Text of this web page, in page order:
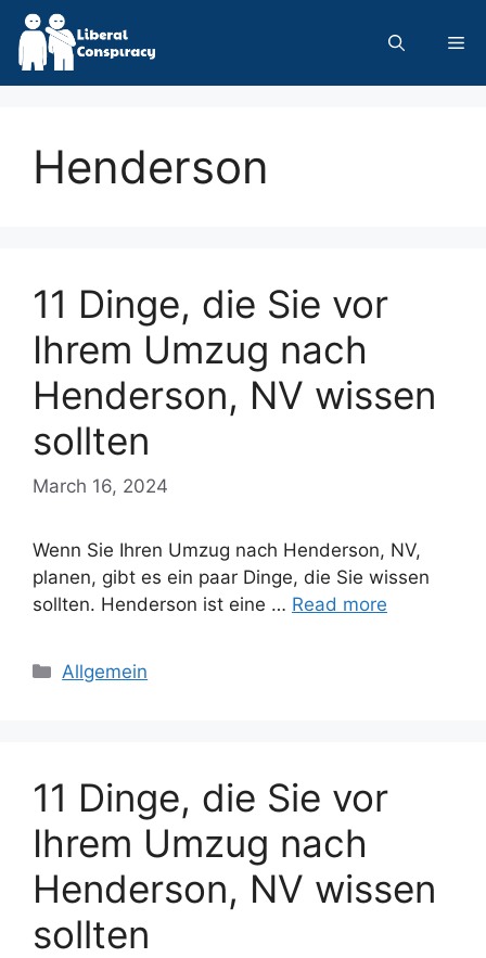
Skip
content
Henderson
11 Dinge, die Sie vor
Ihrem Umzug nach
Henderson, NV wissen
sollten
March 16, 2024
Wenn Sie Ihren Umzug nach Henderson, NV,
planen, gibt es ein paar Dinge, die Sie wissen
sollten. Henderson ist eine … Read more
Categories
Allgemein
11 Dinge, die Sie vor
Ihrem Umzug nach
Henderson, NV wissen
sollten